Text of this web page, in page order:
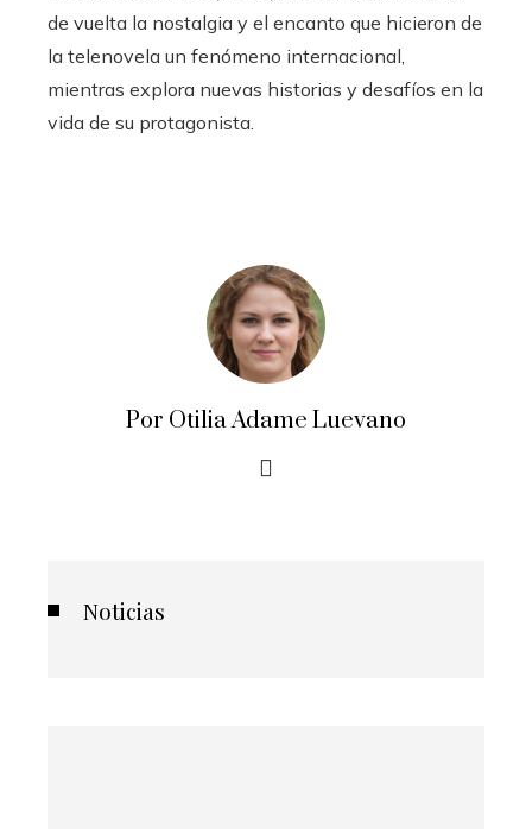
de vuelta la nostalgia y el encanto que hicieron de
la telenovela un fenómeno internacional,
mientras explora nuevas historias y desafíos en la
vida de su protagonista.
Por Otilia Adame Luevano
Noticias